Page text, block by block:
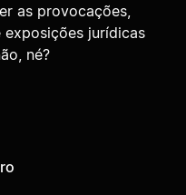
as provocações,
exposições jurídicas
né?